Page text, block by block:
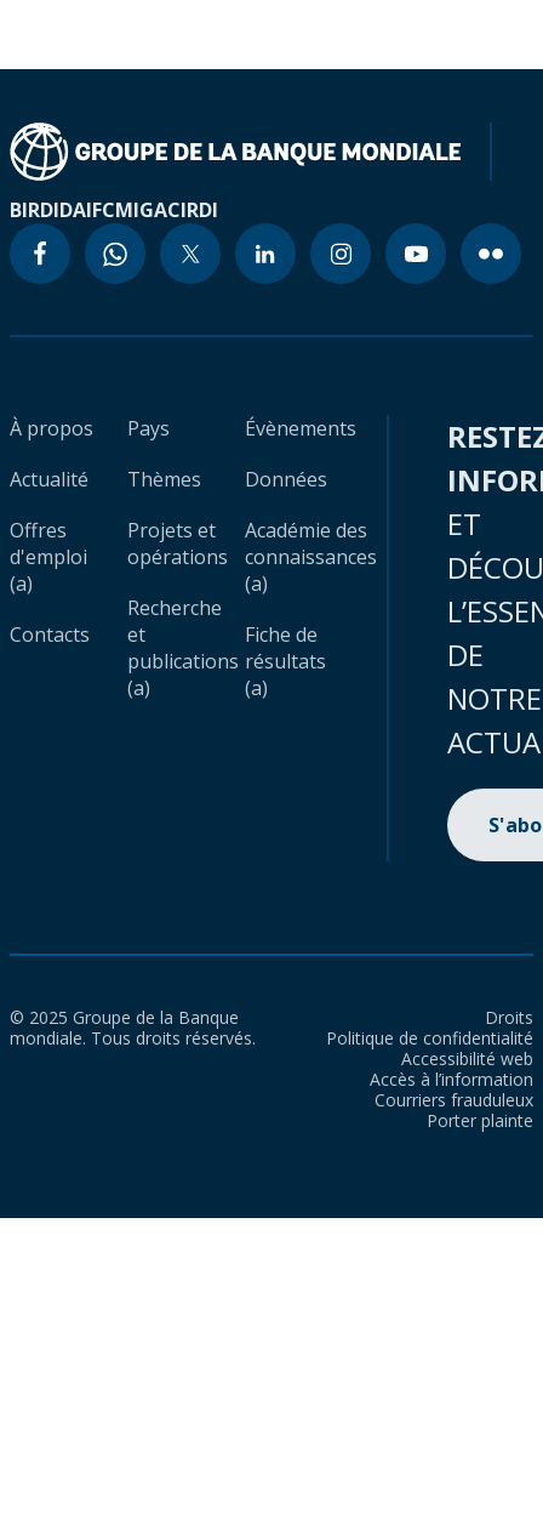
BIRDIDAIFCMIGACIRDI
À propos
Actualité
Offres
d'emploi
(a)
Contacts
Pays
Thèmes
Projets et
opérations
Recherche
et
publications
(a)
Évènements
Données
Académie des
connaissances
(a)
Fiche de
résultats
(a)
ET
DE
NOTRE
© 2025 Groupe de la Banque
mondiale. Tous droits réservés.
Droits
Politique de confidentialité
Accessibilité web
Accès à l’information
Courriers frauduleux
Porter plainte